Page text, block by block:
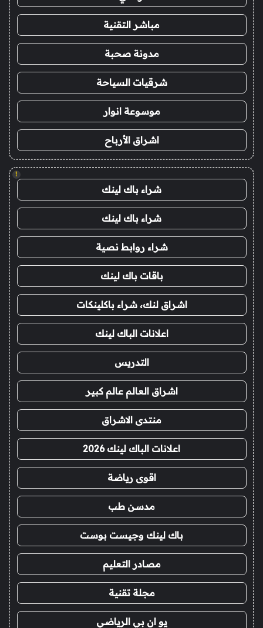
مباشر التقنية
مدونة صحبة
شرقيات السياحة
موسوعة انوار
اشراق الأرباح
!
شراء باك لينك
شراء باك لينك
شراء روابط نصية
باقات باك لينك
اشراق لنك، شراء باكلينكات
اعلانات الباك لينك
التدريس
اشراق العالم عالم كبير
منتدى الاشراق
اعلانات الباك لينك 2026
اقوى رياضة
مدسن طب
باك لينك وجيست بوست
مصادر التعليم
مجلة تقنية
يو ان بي الرياضي